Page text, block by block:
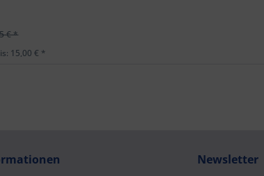
€ *
15,00 € *
Newsletter